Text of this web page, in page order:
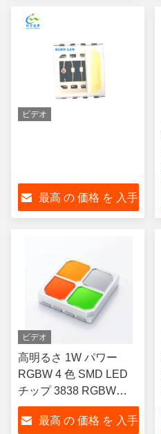
ビデオ
最高 の 価格 を 入手
ビデオ
高明るさ 1W パワー
RGBW 4 色 SMD LED
チップ 3838 RGBW
LED 4 in 1 LED 暗調可
能なフルカラー 範囲ス
最高 の 価格 を 入手